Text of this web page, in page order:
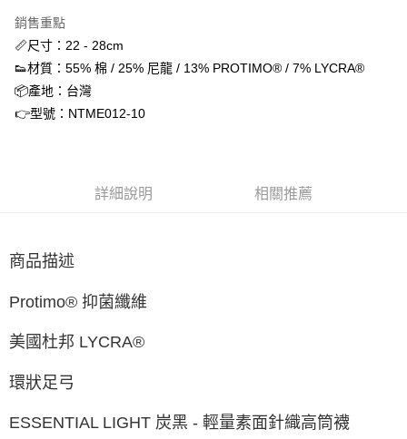
台新國際商業銀行
台灣樂天信用卡公司
全家取貨付款
每筆NT$60，滿NT$1,500(含以上)免運費
付款後全家取貨
每筆NT$60，滿NT$1,500(含以上)免運費
付款後7-11取貨
宅配
免運費
銷售重點
📏尺寸：22 - 28cm
👟材質：55% 棉 / 25% 尼龍 / 13% PROTIMO® / 7% LYCRA®
📦產地：台灣
👉型號：NTME012-10
詳細說明 相關推薦
商品描述
Protimo® 抑菌纖維
美國杜邦 LYCRA®
環狀足弓
ESSENTIAL LIGHT 炭黑 - 輕量素面針織高筒襪